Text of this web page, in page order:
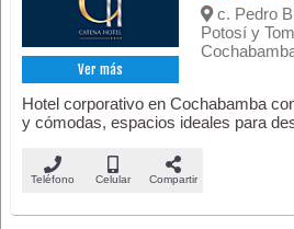
Ver más
c. Pedro
Potosí y
Hotel corporativo en Cochabamba
y cómodas, espacios ideales para
Teléfono Celular Compartir